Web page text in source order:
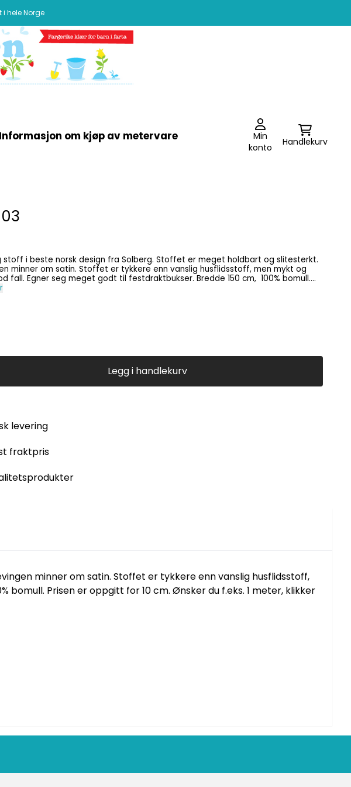
i hele Norge
Informasjon om kjøp av metervare
Min
konto
Handlekurv
stoff i beste norsk design fra Solberg. Stoffet er meget holdbart og slitesterkt.
minner om satin. Stoffet er tykkere enn vanslig husflidsstoff, men mykt og
fall. Egner seg meget godt til festdraktbukser. Bredde 150 cm, 100% bomull.
oppgitt for 10 cm. Ønsker du f.eks. 1 meter, klikker du 10 ganger. OBS Ca 1,8
Legg i handlekurv
levering
fraktpris
minner om satin. Stoffet er tykkere enn vanslig husflidsstoff,
Prisen er oppgitt for 10 cm. Ønsker du f.eks. 1 meter, klikker